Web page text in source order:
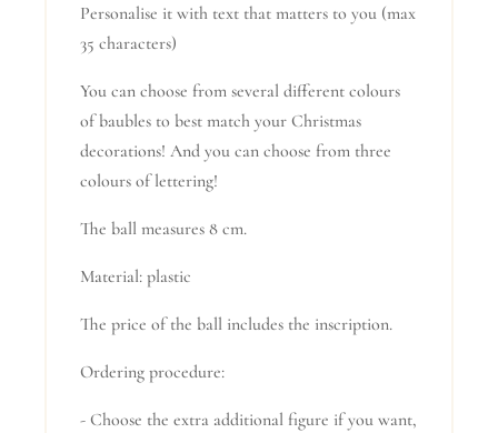
Personalise it with text that matters to you (max
35 characters)
You can choose from several different colours
of baubles to best match your Christmas
decorations! And you can choose from three
colours of lettering!
The ball measures 8 cm.
Material: plastic
The price of the ball includes the inscription.
Ordering procedure:
- Choose the extra additional figure if you want,